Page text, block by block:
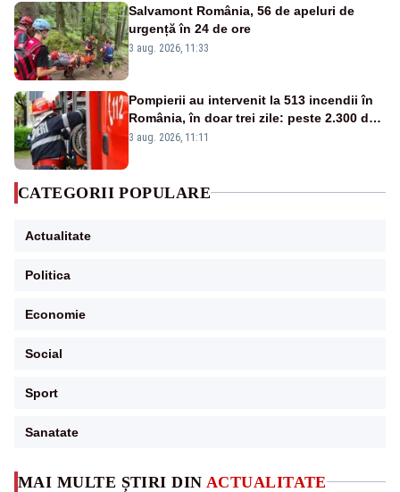
MAI MULTE ȘTIRI DIN ACTUALITATE
Salvamont România, 56 de apeluri de
urgență în 24 de ore
3 aug. 2026, 11:33
Pompierii au intervenit la 513 incendii în
România, în doar trei zile: peste 2.300 de
hectare de teren au fost afectate
3 aug. 2026, 11:11
CATEGORII POPULARE
Actualitate
Politica
Economie
Social
Sport
Sanatate